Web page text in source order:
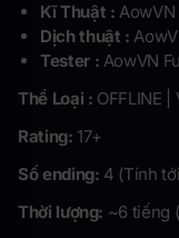
Kĩ Thuật : AowVN
Dịch thuật :
Tester : AowVN
Thể Loại : OFFLINE
Rating: 17+
Số ending: 4 (Tính
Thời lượng: ~6 tiếng